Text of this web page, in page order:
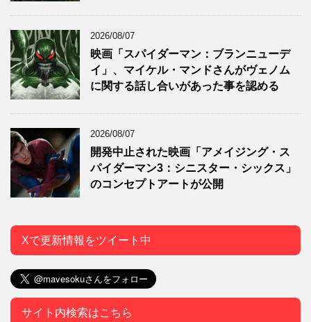
2026/08/07
映画「スパイダーマン：ブランニューデ
イ」、マイケル・マンドさんがヴェノム
に関する話し合いがあった事を認める
2026/08/07
開発中止された映画「アメイジング・ス
パイダーマン3：シニスター・シックス」
のコンセプトアートが公開
Xで更新情報をツイート中
サイト内検索はこちら